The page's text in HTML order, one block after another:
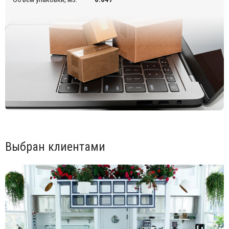
Для уточнения всех возможных вариантов материала и
цвета данного изделия обращайтесь к нашим
менеджерам.
Выбран клиентами